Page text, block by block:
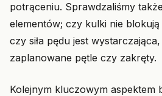
potrąceniu. Sprawdzaliśmy
elementów; czy kulki nie blokują
czy siła pędu jest
zaplanowane pętle czy zakręty.
Kolejnym kluczowym aspektem